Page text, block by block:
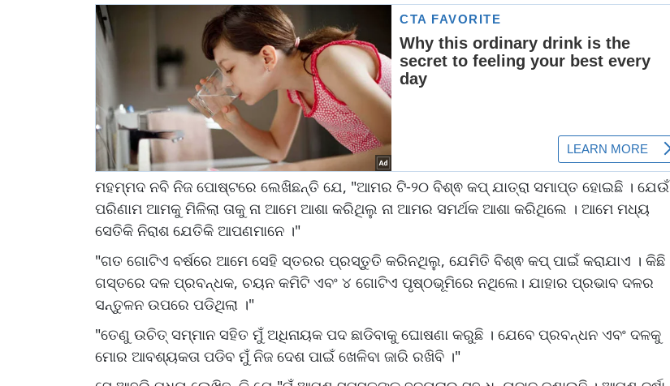
ମହମ୍ମଦ ନବି ନିଜ ପୋଷ୍ଟରେ ଲେଖିଛନ୍ତି ଯେ, "ଆମର ଟି-୨୦ ବିଶ୍ଵ କପ୍ ଯାତ୍ରା ସମାପ୍ତ ହୋଇଛି । ଯେଉଁ
ପରିଣାମ ଆମକୁ ମିଳିଲା ତାକୁ ନା ଆମେ ଆଶା କରିଥିଲୁ ନା ଆମର ସମର୍ଥକ ଆଶା କରିଥିଲେ । ଆମେ ମଧ୍ୟ
ସେତିକି ନିରାଶ ଯେତିକି ଆପଣମାନେ ।"
"ଗତ ଗୋଟିଏ ବର୍ଷରେ ଆମେ ସେହି ସ୍ତରର ପ୍ରସ୍ତୁତି କରିନଥିଲୁ, ଯେମିତି ବିଶ୍ଵ କପ୍ ପାଇଁ କରାଯାଏ । କିଛି
ଗସ୍ତରେ ଦଳ ପ୍ରବନ୍ଧକ, ଚୟନ କମିଟି ଏବଂ ୪ ଗୋଟିଏ ପୃଷ୍ଠଭୂମିରେ ନଥିଲେ। ଯାହାର ପ୍ରଭାବ ଦଳର
ସନ୍ତୁଳନ ଉପରେ ପଡିଥିଲା ।"
"ତେଣୁ ଉଚିତ୍ ସମ୍ମାନ ସହିତ ମୁଁ ଅଧିନାୟକ ପଦ ଛାଡିବାକୁ ଘୋଷଣା କରୁଛି । ଯେବେ ପ୍ରବନ୍ଧନ ଏବଂ ଦଳକୁ
ମୋର ଆବଶ୍ୟକତା ପଡିବ ମୁଁ ନିଜ ଦେଶ ପାଇଁ ଖେଳିବା ଜାରି ରଖିବି ।"